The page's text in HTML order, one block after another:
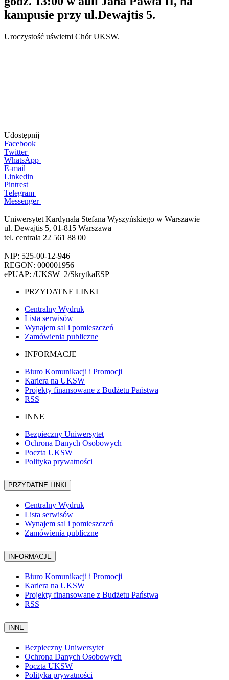
kampusie przy ul.Dewajtis 5.
Uroczystość uświetni Chór UKSW.
Udostępnij
Facebook
Twitter
WhatsApp
E-mail
Linkedin
Pintrest
Telegram
Messenger
Uniwersytet Kardynała Stefana Wyszyńskiego w Warszawie
ul. Dewajtis 5, 01-815 Warszawa
tel. centrala 22 561 88 00
NIP: 525-00-12-946
REGON: 000001956
ePUAP: /UKSW_2/SkrytkaESP
PRZYDATNE LINKI
Centralny Wydruk
Lista serwisów
Wynajem sal i pomieszczeń
Zamówienia publiczne
INFORMACJE
Biuro Komunikacji i Promocji
Kariera na UKSW
Projekty finansowane z Budżetu Państwa
RSS
INNE
Bezpieczny Uniwersytet
Ochrona Danych Osobowych
Poczta UKSW
Polityka prywatności
PRZYDATNE LINKI
Centralny Wydruk
Lista serwisów
Wynajem sal i pomieszczeń
Zamówienia publiczne
INFORMACJE
Biuro Komunikacji i Promocji
Kariera na UKSW
Projekty finansowane z Budżetu Państwa
RSS
INNE
Bezpieczny Uniwersytet
Ochrona Danych Osobowych
Poczta UKSW
Polityka prywatności